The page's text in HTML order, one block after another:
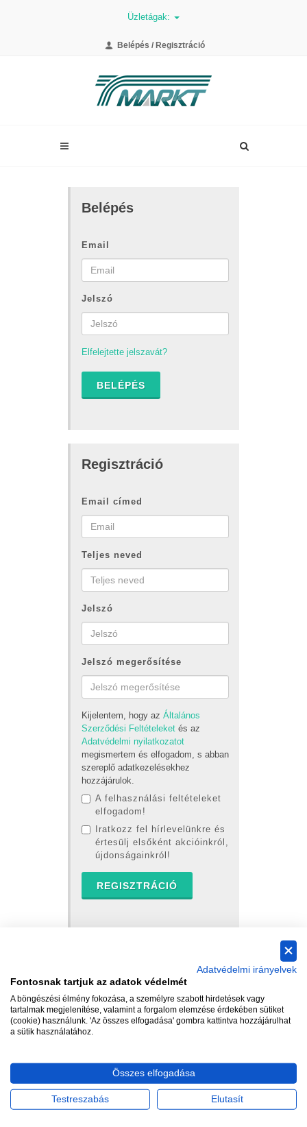
Üzletágak:
Belépés / Regisztráció
Belépés
Email
Jelszó
Elfelejtette jelszavát?
BELÉPÉS
Regisztráció
Email címed
Teljes neved
Jelszó
Jelszó megerősítése
Kijelentem, hogy az Általános
Szerződési Feltételeket és az
Adatvédelmi nyilatkozatot
megismertem és elfogadom, s abban
szereplő adatkezelésekhez
hozzájárulok.
A felhasználási feltételeket
elfogadom!
Iratkozz fel hírlevelünkre és
értesülj elsőként akcióinkról,
újdonságainkról!
REGISZTRÁCIÓ
Adatvédelmi irányelvek
Fontosnak tartjuk az adatok védelmét
A böngészési élmény fokozása, a személyre szabott hirdetések vagy
tartalmak megjelenítése, valamint a forgalom elemzése érdekében sütiket
(cookie) használunk. 'Az összes elfogadása' gombra kattintva hozzájárulhat
a sütik használatához.
Összes elfogadása
Testreszabás Elutasít